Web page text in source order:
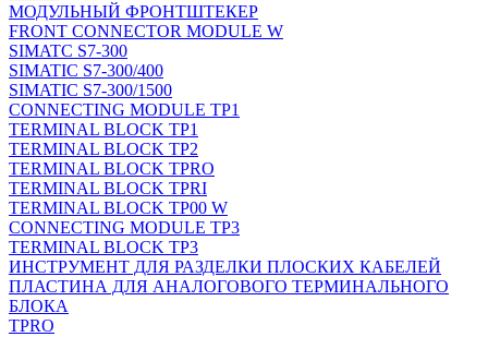
МОДУЛЬНЫЙ ФРОНТШТЕКЕР
FRONT CONNECTOR MODULE W
SIMATC S7-300
SIMATIC S7-300/400
SIMATIC S7-300/1500
CONNECTING MODULE TP1
TERMINAL BLOCK TP1
TERMINAL BLOCK TP2
TERMINAL BLOCK TPRO
TERMINAL BLOCK TPRI
TERMINAL BLOCK TP00 W
CONNECTING MODULE TP3
TERMINAL BLOCK TP3
ИНСТРУМЕНТ ДЛЯ РАЗДЕЛКИ ПЛОСКИХ КАБЕЛЕЙ
ПЛАСТИНА ДЛЯ АНАЛОГОВОГО ТЕРМИНАЛЬНОГО
БЛОКА
TPRO